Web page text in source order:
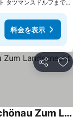
Ollersdorf im Burgenland, バート タツマンスドルフまで16.9 km
料金を表示
シェア お
Vivea Gesundheitshotel Bad Schönau Zum Landsknecht